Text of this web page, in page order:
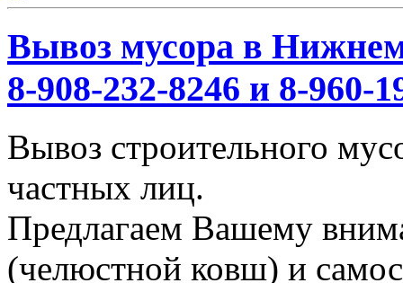
Вывоз мусора в
8-908-232-8246 и 8-960-
Вывоз строительного
частных лиц.
Предлагаем Вашему
(челюстной ковш) и